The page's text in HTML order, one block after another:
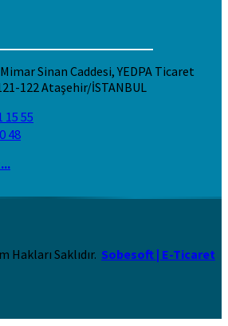
Sinan Caddesi, YEDPA Ticaret
122 Ataşehir/İSTANBUL
15 55
48
Hakları Saklıdır. Sobesoft | E-Ticaret